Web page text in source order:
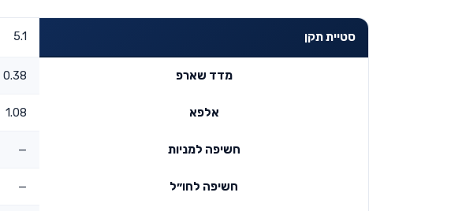
סטיית תקן 5.1
מדד שארפ 0.38
אלפא 1.08
חשיפה למניות —
חשיפה לחו״ל —